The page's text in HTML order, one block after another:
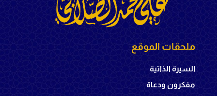
ملحقات الموقع
السيرة الذاتية
مفكرون ودعاة